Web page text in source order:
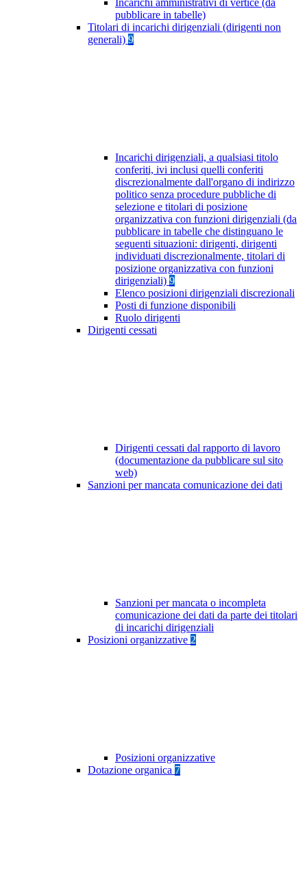
Incarichi amministrativi di vertice (da
pubblicare in tabelle)
Titolari di incarichi dirigenziali (dirigenti non
generali) 9
Incarichi dirigenziali, a qualsiasi titolo
conferiti, ivi inclusi quelli conferiti
discrezionalmente dall'organo di indirizzo
politico senza procedure pubbliche di
selezione e titolari di posizione
organizzativa con funzioni dirigenziali (da
pubblicare in tabelle che distinguano le
seguenti situazioni: dirigenti, dirigenti
individuati discrezionalmente, titolari di
posizione organizzativa con funzioni
dirigenziali) 9
Elenco posizioni dirigenziali discrezionali
Posti di funzione disponibili
Ruolo dirigenti
Dirigenti cessati
Dirigenti cessati dal rapporto di lavoro
(documentazione da pubblicare sul sito
web)
Sanzioni per mancata comunicazione dei dati
Sanzioni per mancata o incompleta
comunicazione dei dati da parte dei titolari
di incarichi dirigenziali
Posizioni organizzative 2
Posizioni organizzative
Dotazione organica 7